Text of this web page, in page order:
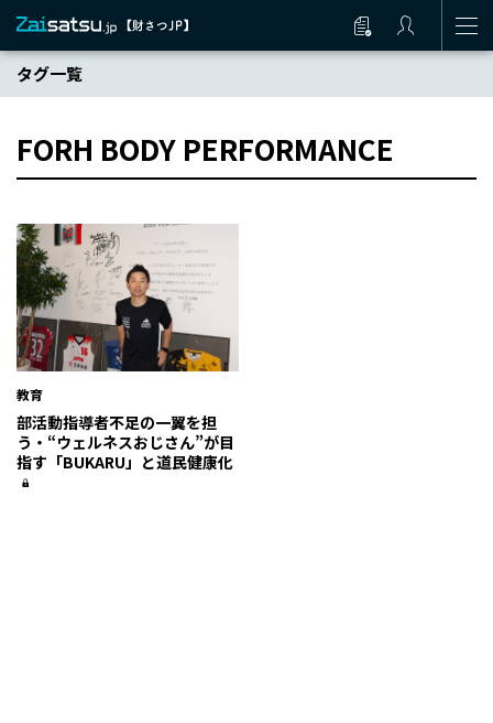
タグ一覧
FORH BODY PERFORMANCE
教育
部活動指導者不足の一翼を担
う・“ウェルネスおじさん”が目
指す「BUKARU」と道民健康化